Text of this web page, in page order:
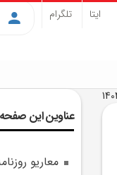
ایتا تلگرام
عناوین این صفحه
معاريو